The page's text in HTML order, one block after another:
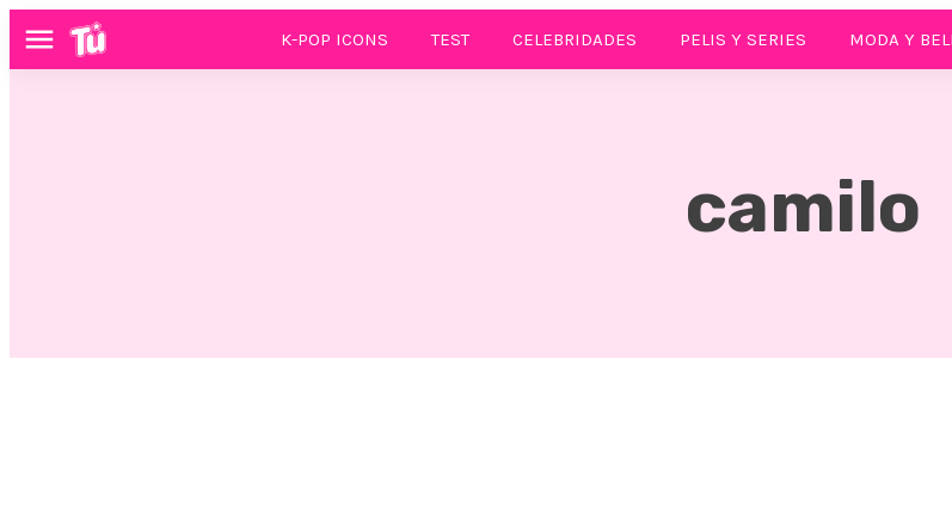
Menú K-POP ICONS TEST CELEBRIDADES PELIS Y SERIES MODA Y
camilo